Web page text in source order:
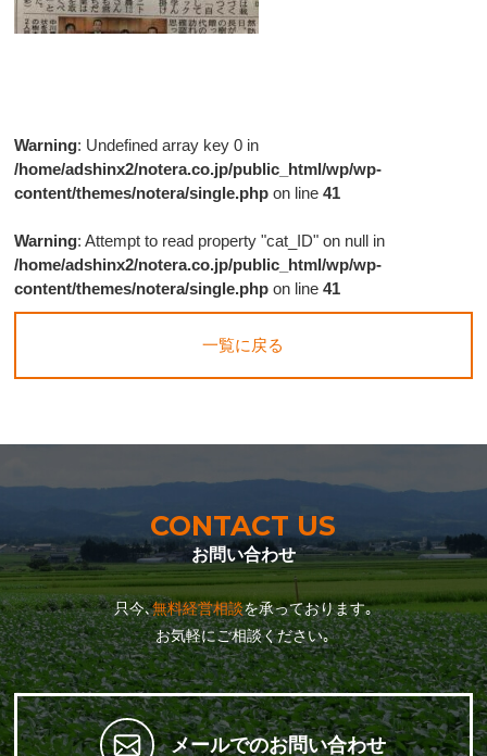
Warning: Undefined array key 0 in
/home/adshinx2/notera.co.jp/public_html/wp/wp-
content/themes/notera/single.php on line41
Warning: Attempt to read property "cat_ID" on null in
/home/adshinx2/notera.co.jp/public_html/wp/wp-
content/themes/notera/single.php on line41
一覧に戻る
CONTACT US
お問い合わせ
只今､無料経営相談を承っております｡
お気軽にご相談ください｡
メールでのお問い合わせ